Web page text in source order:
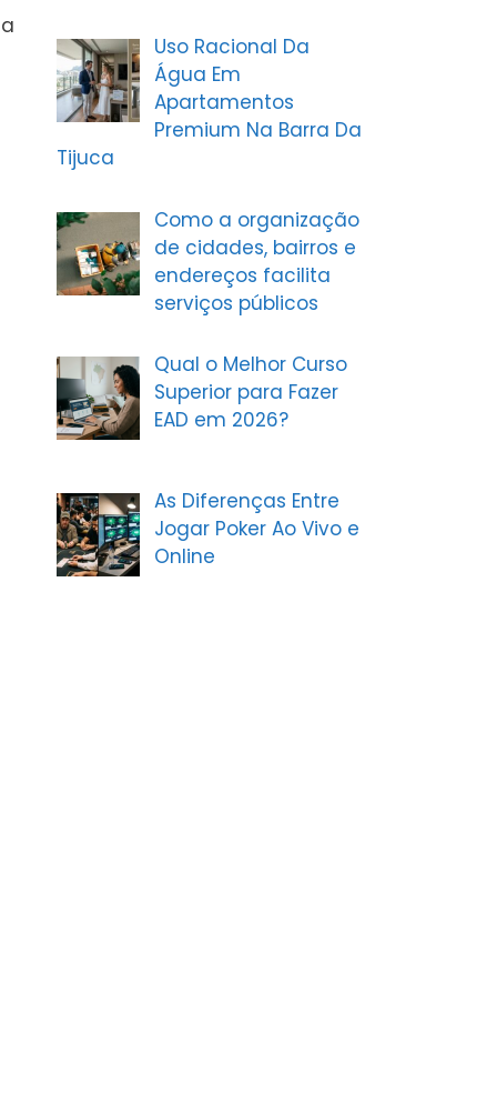
Uso Racional Da
Água Em
Apartamentos
Premium Na Barra Da
Tijuca
Como a organização
de cidades, bairros e
endereços facilita
serviços públicos
Qual o Melhor Curso
Superior para Fazer
EAD em 2026?
As Diferenças Entre
Jogar Poker Ao Vivo e
Online